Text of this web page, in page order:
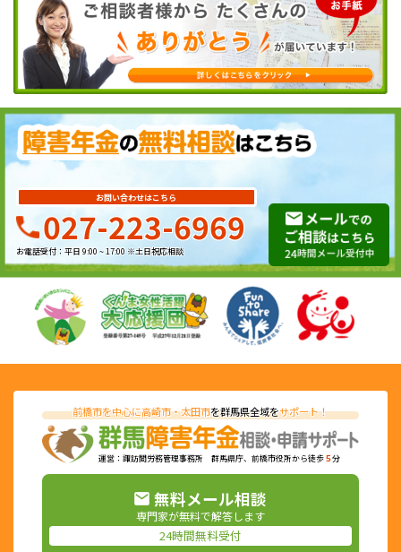
お問い合わせはこちら
027-223-6969
お電話受付：平日 9:00 ~ 17:00 ※土日祝応相談
前橋市を中心に高崎市・太田市を群馬県全域をサポート！
運営：諏訪間労務管理事務所 群馬県庁、前橋市役所から徒歩５分
無料メール相談
専門家が無料で解答します
24時間無料受付